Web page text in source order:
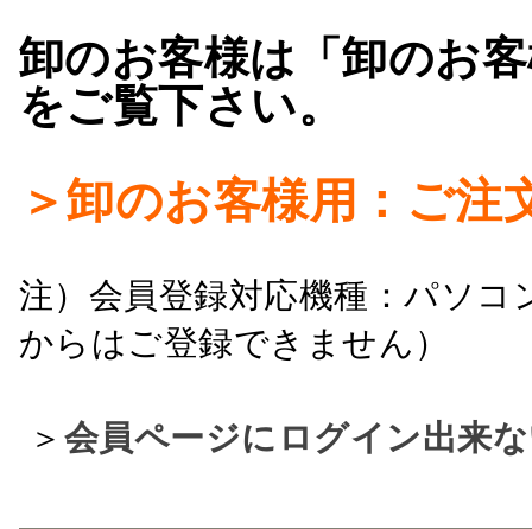
卸のお客様は「卸のお
をご覧下さい。
＞卸のお客様用：ご注
注）会員登録対応機種：パソ
からはご登録できません）
＞ 会員ページにログイン出来